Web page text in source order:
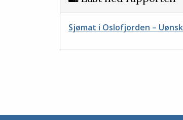
Sjømat i Oslofjorden –